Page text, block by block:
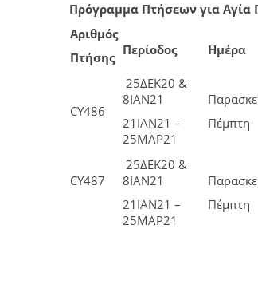
Πρόγραμμα Πτήσεων για Αγία
Αριθμός
Πτήσης Περίοδος Ημέρα
CY486
25ΔΕΚ20 &
8ΙΑΝ21
21ΙΑΝ21 –
25ΜΑΡ21
Πέμπτη
CY487
25ΔΕΚ20 &
8ΙΑΝ21
21ΙΑΝ21 –
25ΜΑΡ21
Πέμπτη